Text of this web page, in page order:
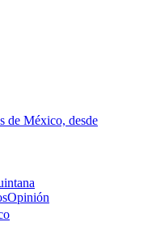
de México, desde
Opinión